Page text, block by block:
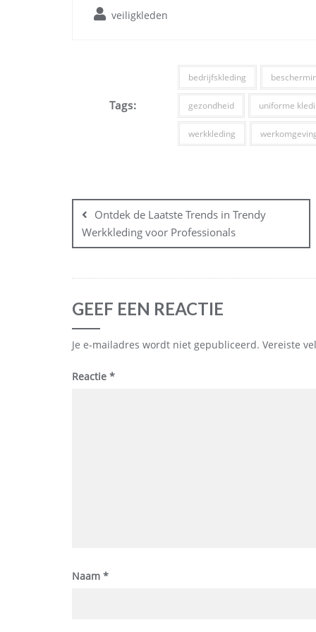
veiligkleden
Tags:
bedrijfskleding
gezondheid uniforme
werkkleding
Bericht
navigatie
Ontdek de Laatste Trends in Trendy
Werkkleding voor Professionals
GEEF EEN REACTIE
Je e-mailadres wordt niet gepubliceerd. Vereiste
Reactie *
Naam *